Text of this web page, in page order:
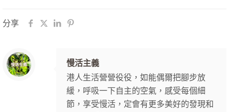
分享
慢活主義
港人生活營營役役，如能偶爾把腳步放
緩，呼吸一下自主的空氣，感受每個細
節，享受慢活，定會有更多美好的發現和